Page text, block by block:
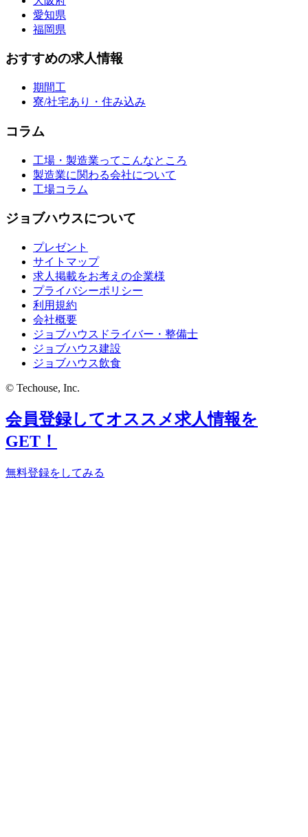
愛知県
福岡県
おすすめの求人情報
期間工
寮/社宅あり・住み込み
コラム
工場・製造業ってこんなところ
製造業に関わる会社について
工場コラム
ジョブハウスについて
プレゼント
サイトマップ
求人掲載をお考えの企業様
プライバシーポリシー
利用規約
会社概要
ジョブハウスドライバー・整備士
ジョブハウス建設
ジョブハウス飲食
© Techouse, Inc.
会員登録してオススメ求人情報を
GET！
無料登録をしてみる